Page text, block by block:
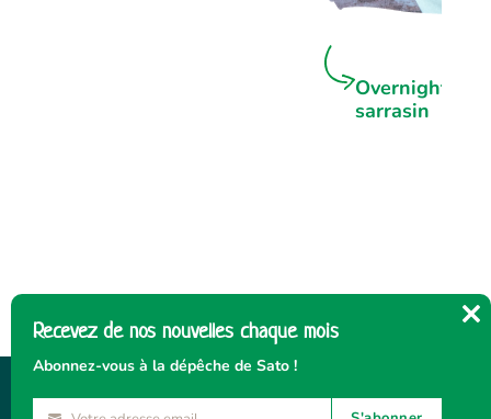
Overnight
sarrasin
Recevez de nos nouvelles chaque mois
Abonnez-vous à la dépêche de Sato !